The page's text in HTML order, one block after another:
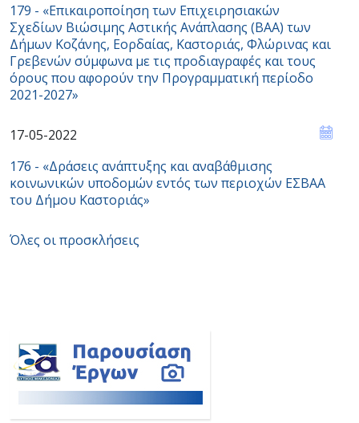
179 - «Επικαιροποίηση των Επιχειρησιακών
Σχεδίων Βιώσιμης Αστικής Ανάπλασης (ΒΑΑ) των
Δήμων Κοζάνης, Εορδαίας, Καστοριάς, Φλώρινας και
Γρεβενών σύμφωνα με τις προδιαγραφές και τους
όρους που αφορούν την Προγραμματική περίοδο
2021-2027»
17-05-2022
176 - «Δράσεις ανάπτυξης και αναβάθμισης
κοινωνικών υποδομών εντός των περιοχών ΕΣBAA
του Δήμου Καστοριάς»
Όλες οι προσκλήσεις